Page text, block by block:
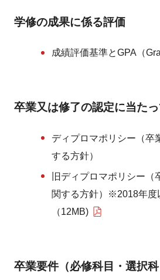
学修の成果に係る評価
成績評価基準とGPA（
卒業又は修了の認定に当た
ディプロマポリシー（卒
する方針）
旧ディプロマポリシー（
関する方針）※2018年度
（12MB)
卒業要件（必修科目・選択